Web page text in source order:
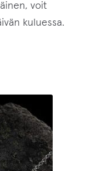
voit
kuluessa.